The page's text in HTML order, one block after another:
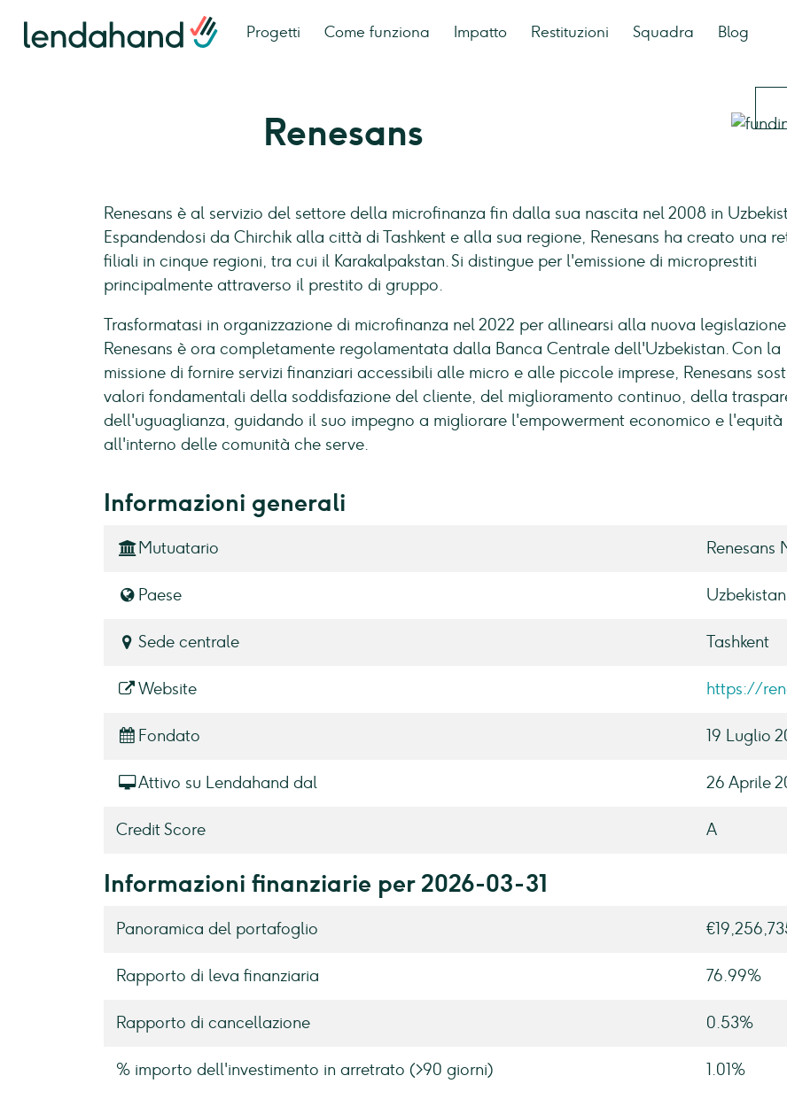
Progetti Come funziona Impatto Restituzioni Squadra Blog
Renesans
Renesans è al servizio del settore della microfinanza fin dalla sua nascita nel 2008 in
Espandendosi da Chirchik alla città di Tashkent e alla sua regione, Renesans ha creato una
filiali in cinque regioni, tra cui il Karakalpakstan. Si distingue per l'emissione di microprestiti
principalmente attraverso il prestito di gruppo.
Trasformatasi in organizzazione di microfinanza nel 2022 per allinearsi alla nuova
Renesans è ora completamente regolamentata dalla Banca Centrale dell'Uzbekistan. Con la
missione di fornire servizi finanziari accessibili alle micro e alle piccole imprese, Renesans
valori fondamentali della soddisfazione del cliente, del miglioramento continuo, della
dell'uguaglianza, guidando il suo impegno a migliorare l'empowerment economico e l'equità
all'interno delle comunità che serve.
Informazioni generali
Mutuatario Renesans
Paese Uzbekistan
Sede centrale Tashkent
Website https://
Fondato 19 Luglio
Attivo su Lendahand dal 26 Aprile
Credit Score A
Informazioni finanziarie per 2026-03-31
Panoramica del portafoglio
Rapporto di leva finanziaria 76.99%
Rapporto di cancellazione 0.53%
% importo dell'investimento in arretrato (>90 giorni) 1.01%